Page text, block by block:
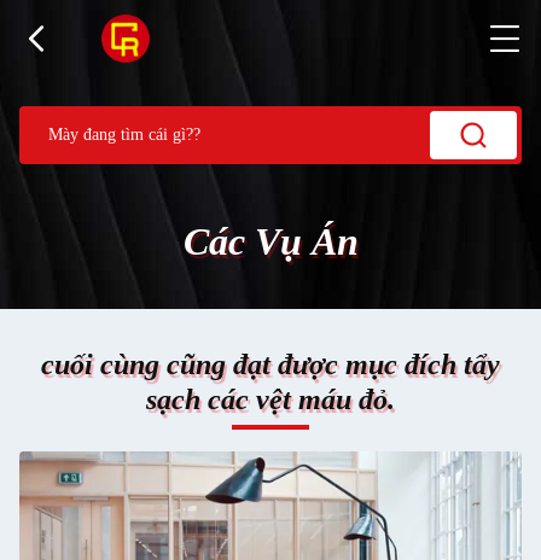
Các Vụ Án
cuối cùng cũng đạt được mục đích tẩy
sạch các vệt máu đỏ.